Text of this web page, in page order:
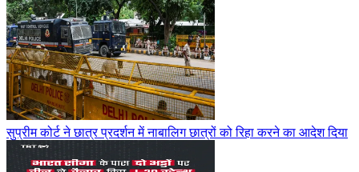
सुप्रीम कोर्ट ने छात्र प्रदर्शन में नाबालिग छात्रों को रिहा करने का आदेश दिया